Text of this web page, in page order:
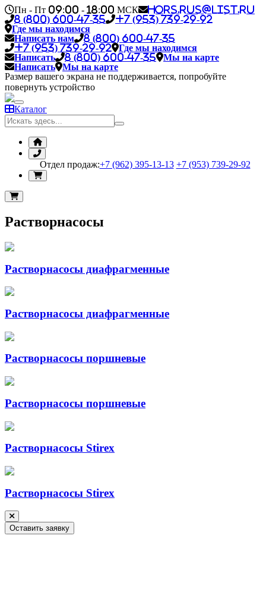
Пн - Пт 09:00 - 18:00 МСК
hors.rus@list.ru
8 (800) 600-47-35
+7 (953) 739-29-92
Где мы находимся
Написать нам
8 (800) 600-47-35
+7 (953) 739-29-92
Где мы находимся
Написать
8 (800) 600-47-35
Мы на карте
Написать
Мы на карте
Размер вашего экрана не поддерживается, попробуйте
повернуть устройство
Каталог
Отдел продаж:+7 (962) 395-13-13 +7 (953) 739-29-92
Растворнасосы
Растворнасосы диафрагменные
Растворнасосы диафрагменные
Растворнасосы поршневые
Растворнасосы поршневые
Растворнасосы Stirex
Растворнасосы Stirex
Оставить заявку